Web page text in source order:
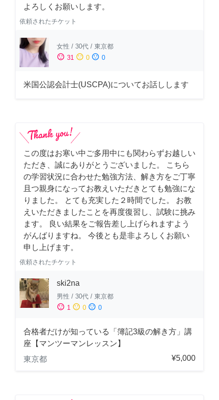
よろしくお願いします。
依頼されたチケット
女性 / 30代 / 東京都
sentiment_satisfied 31 sentiment_neutral 0 sentiment_dissatisfied 0
米国公認会計士(USCPA)についてお話しします
この度はお寒い中ご多用中にも関わらずお越しい
ただき、誠にありがとうございました。 こちら
の学習状況に合わせた勉強方法、解き方をご丁寧
且つ親身になってお教えいただきとても勉強にな
りました。 とても充実した２時間でした。 お教
えいただきましたことを再度復習し、試験に挑み
ます。 良い結果をご報告差し上げられますよう
がんばりますね。 今後とも是非よろしくお願い
申し上げます。
依頼されたチケット
ski2na
男性 / 30代 / 東京都
sentiment_satisfied 1 sentiment_neutral 0 sentiment_dissatisfied 0
合格者だけが知っている「簿記3級の解き方」講
座【マンツーマンレッスン】
東京都
¥5,000